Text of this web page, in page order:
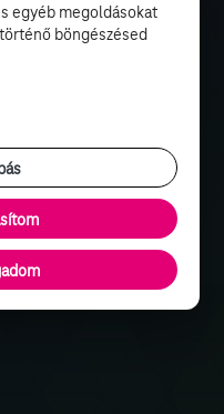
egyéb megoldásokat
böngészésed